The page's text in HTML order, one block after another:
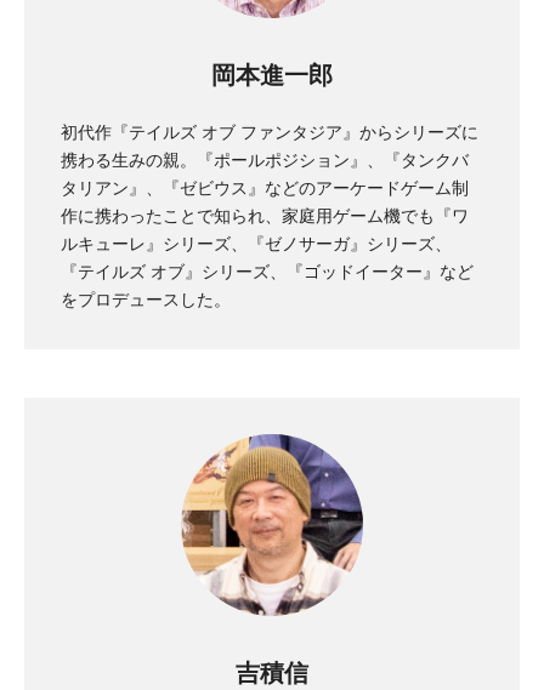
岡本進一郎
初代作『テイルズ オブ ファンタジア』からシリーズに
携わる生みの親。『ポールポジション』、『タンクバ
タリアン』、『ゼビウス』などのアーケードゲーム制
作に携わったことで知られ、家庭用ゲーム機でも『ワ
ルキューレ』シリーズ、『ゼノサーガ』シリーズ、
『テイルズ オブ』シリーズ、『ゴッドイーター』など
をプロデュースした。
吉積信